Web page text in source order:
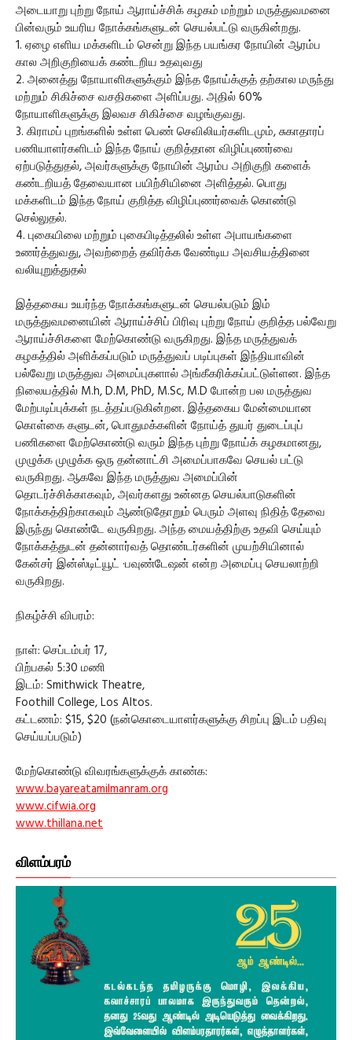
அடையாறு புற்று நோய் ஆராய்ச்சிக் கழகம் மற்றும் மருத்துவமனை
பின்வரும் உயரிய நோக்கங்களுடன் செயல்பட்டு வருகின்றது.
1. ஏழை எளிய மக்களிடம் சென்று இந்த பயங்கர நோயின் ஆரம்ப
கால அறிகுறியைக் கண்டறிய உதவுவது
2. அனைத்து நோயாளிகளுக்கும் இந்த நோய்க்குத் தற்கால மருந்து
மற்றும் சிகிச்சை வசதிகளை அளிப்பது. அதில் 60%
நோயாளிகளுக்கு இலவச சிகிச்சை வழங்குவது.
3. கிராமப் புறங்களில் உள்ள பெண் செவிலியர்களிடமும், சுகாதாரப்
பணியாளர்களிடம் இந்த நோய் குறித்தான விழிப்புணர்வை
ஏற்படுத்துதல், அவர்களுக்கு நோயின் ஆரம்ப அறிகுறி களைக்
கண்டறியத் தேவையான பயிற்சியினை அளித்தல். பொது
மக்களிடம் இந்த நோய் குறித்த விழிப்புணர்வைக் கொண்டு
செல்லுதல்.
4. புகையிலை மற்றும் புகைபிடித்தலில் உள்ள அபாயங்களை
உணர்த்துவது, அவற்றைத் தவிர்க்க வேண்டிய அவசியத்தினை
வலியுறுத்துதல்
இத்தகைய உயர்ந்த நோக்கங்களுடன் செயல்படும் இம்
மருத்துவமனையின் ஆராய்ச்சிப் பிரிவு புற்று நோய் குறித்த பல்வேறு
ஆராய்ச்சிகளை மேற்கொண்டு வருகிறது. இந்த மருத்துவக்
கழகத்தில் அளிக்கப்படும் மருத்துவப் படிப்புகள் இந்தியாவின்
பல்வேறு மருத்துவ அமைப்புகளால் அங்கீகரிக்கப்பட்டுள்ளன. இந்த
நிலையத்தில் M.h, D.M, PhD, M.Sc, M.D போன்ற பல மருத்துவ
மேற்படிப்புக்கள் நடத்தப்படுகின்றன. இத்தகைய மேன்மையான
கொள்கை களுடன், பொதுமக்களின் நோய்த் துயர் துடைப்புப்
பணிகளை மேற்கொண்டு வரும் இந்த புற்று நோய்க் கழகமானது,
முழுக்க முழுக்க ஒரு தன்னாட்சி அமைப்பாகவே செயல் பட்டு
வருகிறது. ஆகவே இந்த மருத்துவ அமைப்பின்
தொடர்ச்சிக்காகவும், அவர்களது உன்னத செயல்பாடுகளின்
நோக்கத்திற்காகவும் ஆண்டுதோறும் பெரும் அளவு நிதித் தேவை
இருந்து கொண்டே வருகிறது. அந்த மையத்திற்கு உதவி செய்யும்
நோக்கத்துடன் தன்னார்வத் தொண்டர்களின் முயற்சியினால்
கேன்சர் இன்ஸ்டிட்யூட் ·பவுண்டேஷன் என்ற அமைப்பு செயலாற்றி
வருகிறது.
நிகழ்ச்சி விபரம்:
நாள்: செப்டம்பர் 17,
பிற்பகல் 5:30 மணி
இடம்: Smithwick Theatre,
Foothill College, Los Altos.
கட்டணம்: $15, $20 (நன்கொடையாளர்களுக்கு சிறப்பு இடம் பதிவு
செய்யப்படும்)
மேற்கொண்டு விவரங்களுக்குக் காண்க:
www.bayareatamilmanram.org
www.cifwia.org
www.thillana.net
விளம்பரம்